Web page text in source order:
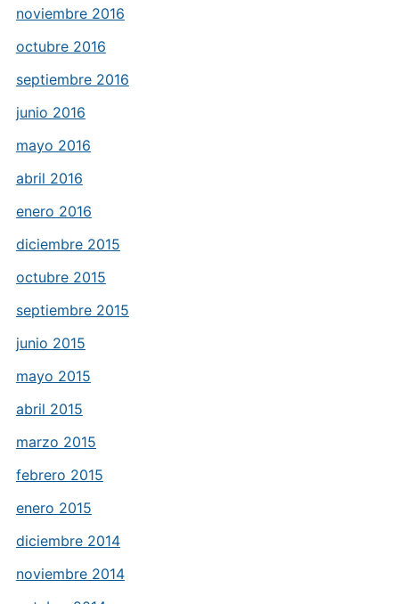
noviembre 2016
octubre 2016
septiembre 2016
junio 2016
mayo 2016
abril 2016
enero 2016
diciembre 2015
octubre 2015
septiembre 2015
junio 2015
mayo 2015
abril 2015
marzo 2015
febrero 2015
enero 2015
diciembre 2014
noviembre 2014